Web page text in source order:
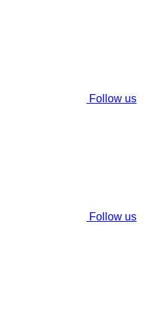
Follow us
Follow us